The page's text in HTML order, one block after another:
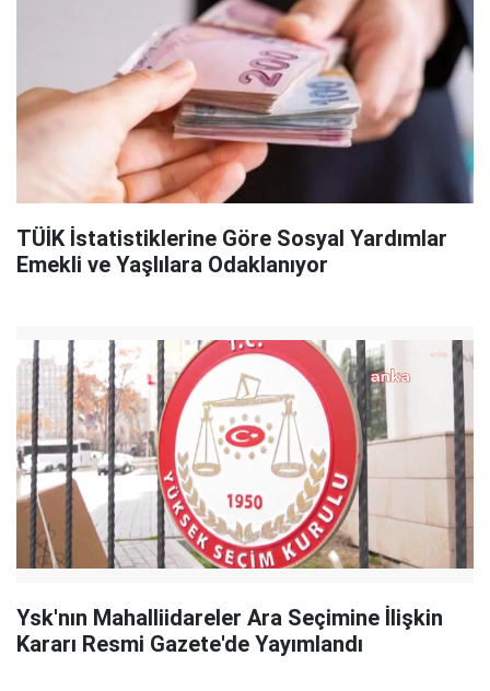
TÜİK İstatistiklerine Göre Sosyal Yardımlar
Emekli ve Yaşlılara Odaklanıyor
Ysk'nın Mahalliidareler Ara Seçimine İlişkin
Kararı Resmi Gazete'de Yayımlandı